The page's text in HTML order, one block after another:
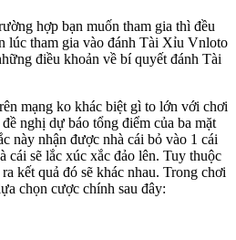
hợp bạn muốn tham gia thì đều
lúc tham gia vào đánh Tài Xỉu Vnloto
điều khoản về bí quyết đánh Tài
mạng ko khác biệt gì to lớn với chơi
nghị dự báo tổng điểm của ba mặt
này nhận được nhà cái bỏ vào 1 cái
cái sẽ lắc xúc xắc đảo lên. Tuy thuộc
kết quả đó sẽ khác nhau. Trong chơi
chọn cược chính sau đây: